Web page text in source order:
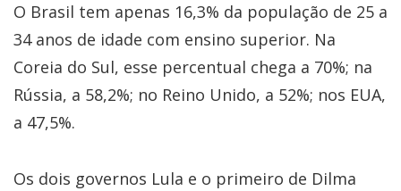
O Brasil tem apenas 16,3% da população de 25 a
34 anos de idade com ensino superior. Na
Coreia do Sul, esse percentual chega a 70%; na
Rússia, a 58,2%; no Reino Unido, a 52%; nos EUA,
a 47,5%.
Os dois governos Lula e o primeiro de Dilma